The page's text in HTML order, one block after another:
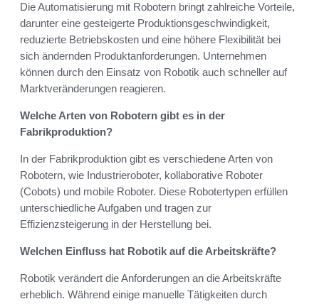
Die Automatisierung mit Robotern bringt zahlreiche Vorteile,
darunter eine gesteigerte Produktionsgeschwindigkeit,
reduzierte Betriebskosten und eine höhere Flexibilität bei
sich ändernden Produktanforderungen. Unternehmen
können durch den Einsatz von Robotik auch schneller auf
Marktveränderungen reagieren.
Welche Arten von Robotern gibt es in der
Fabrikproduktion?
In der Fabrikproduktion gibt es verschiedene Arten von
Robotern, wie Industrieroboter, kollaborative Roboter
(Cobots) und mobile Roboter. Diese Robotertypen erfüllen
unterschiedliche Aufgaben und tragen zur
Effizienzsteigerung in der Herstellung bei.
Welchen Einfluss hat Robotik auf die Arbeitskräfte?
Robotik verändert die Anforderungen an die Arbeitskräfte
erheblich. Während einige manuelle Tätigkeiten durch